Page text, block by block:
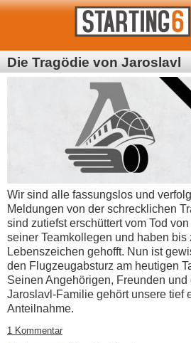
Die Tragödie von Jaroslavl
Wir sind alle fassungslos und
Meldungen von der schrecklichen
sind zutiefst erschüttert vom Tod
seiner Teamkollegen und haben bis
Lebenszeichen gehofft. Nun ist
den Flugzeugabsturz am heutigen
Seinen Angehörigen, Freunden und
Jaroslavl-Familie gehört unsere tief
Anteilnahme.
1 Kommentar